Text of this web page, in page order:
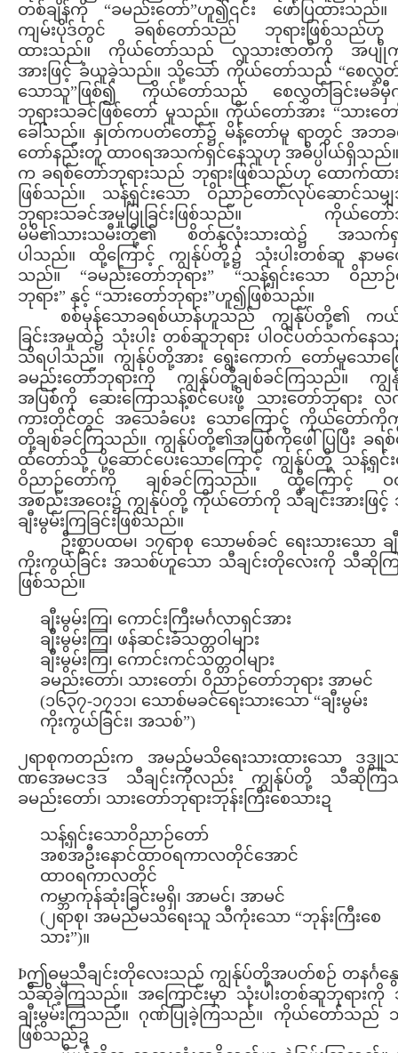
တစ်ချိန်ကို “ခမည်းတော်”ဟူ၍၎င်း ဖော်ပြထားသည်။
ကျမ်းပိုဒ်တွင် ခရစ်တော်သည် ဘုရားဖြစ်သည်
ထားသည်။ ကိုယ်တော်သည် လူသားဇာတိကို အပျို
အားဖြင့် ခံယူခဲ့သည်။ သို့သော် ကိုယ်တော်သည် “စေလွှ
သောသူ”ဖြစ်၍ ကိုယ်တော်သည် စေလွှတ်ခြင်းမခံမှီ
ဘုရားသခင်ဖြစ်တော် မူသည်။ ကိုယ်တော်အား “သားတ
ခေါ်သည်။ နှုတ်ကပတ်တော်၌ မိန့်တော်မူ ရာတွင် အဘခ
တော်နည်းတူ ထာ၀ရအသက်ရှင်နေသူဟု အဓိပ္ပါယ်ရှိသည်။
က ခရစ်တော်ဘုရားသည် ဘုရားဖြစ်သည်ဟု ထောက်ထား
ဖြစ်သည်။ သန့်ရှင်းသော ဝိညာဉ်တော်လုပ်ဆောင်သမ
ဘုရားသခင်အမှုပြုခြင်းဖြစ်သည်။ ကိုယ်တေ
မိမိ၏သားသမီးတို့၏ စိတ်နှလုံးသားထဲ၌ အသက်ရှ
ပါသည်။ ထို့ကြောင့် ကျွန်ုပ်တို့၌ သုံးပါးတစ်ဆူ နာမတ
သည်။ “ခမည်းတော်ဘုရား” “သန့်ရှင်းသော ဝိညာဉ်
ဘုရား” နှင့် “သားတော်ဘုရား”ဟူ၍ဖြစ်သည်။
စစ်မှန်သောခရစ်ယာန်ဟူသည် ကျွန်ုပ်တို့၏ က
ခြင်းအမှုထဲ၌ သုံးပါး တစ်ဆူဘုရား ပါဝင်ပတ်သက်န
သိရပါသည်။ ကျွန်ုပ်တို့အား ရွေးကောက် တော်မူသောက
ခမည်းတော်ဘုရားကို ကျွန်ုပ်တို့ချစ်ခင်ကြသည်။ ကျွ
အပြစ်ကို ဆေးကြောသန့်စင်ပေးဖို့ သားတော်ဘုရား လ
ကားတိုင်တွင် အသေခံပေး သောကြောင့် ကိုယ်တော်ကိုက
တို့ချစ်ခင်ကြသည်။ ကျွန်ုပ်တို့၏အပြစ်ကိုဖေါ်ပြပြီး ခရ
ထံတော်သို့ ပို့ဆောင်ပေးသောကြောင့် ကျွန်ုပ်တို့ သန့်ရှင်
ဝိညာဉ်တော်ကို ချစ်ခင်ကြသည်။ ထို့ကြောင့် ဝ
အစည်းအဝေး၌ ကျွန်ုပ်တို့ ကိုယ်တော်ကို သီချင်းအားဖြ
ချီးမွမ်းကြခြင်းဖြစ်သည်။
ဦးစွာပထမ၊ ၁၇ရာစု သောမစ်ခင် ရေးသားသော ချီ
ကိုးကွယ်ခြင်း အသစ်ဟူသော သီချင်းတိုလေးကို သီဆိုကြခ
ဖြစ်သည်။
ချီးမွမ်းကြ၊ ကောင်းကြီးမင်္ဂလာရှင်အား
ချီးမွမ်းကြ၊ ဖန်ဆင်းခံသတ္တဝါများ
ချီးမွမ်းကြ၊ ကောင်းကင်သတ္တဝါများ
ခမည်းတော်၊ သားတော်၊ ဝိညာဉ်တော်ဘုရား အာမင်
(၁၆၃၇-၁၇၁၁၊ သောစ်မခင်ရေးသားသော “ချီးမွမ်း
ကိုးကွယ်ခြင်း၊ အသစ်”)
၂ရာစုကတည်းက အမည်မသိရေးသားထားသော ဒဒွူသ
ဏအေမငဒဒ သီချင်းကိုလည်း ကျွန်ုပ်တို့ သီဆိုကြ
ခမည်းတော်၊ သားတော်ဘုရားဘုန်းကြီးစေသားဍ
သန့်ရှင်းသောဝိညာဉ်တော်
အစအဦးနောင်ထာ၀ရကာလတိုင်အောင်
ထာ၀ရကာလတိုင်
ကမ္ဘာကုန်ဆုံးခြင်းမရှိ၊ အာမင်၊ အာမင်
(၂ရာစု၊ အမည်မသိရေးသူ သီကုံးသော “ဘုန်းကြီးစေ
သား”)။
Þဤဓမ္မသီချင်းတိုလေးသည် ကျွန်ုပ်တို့အပတ်စဉ် တနင်္ဂနွ
သီဆိုခဲ့ကြသည်။ အကြောင်းမှာ သုံးပါးတစ်ဆူဘုရား
ချီးမွမ်းကြသည်။ ဂုဏ်ပြုခဲ့ကြသည်။ ကိုယ်တော်သည် ဘု
ဖြစ်သည်ဍ